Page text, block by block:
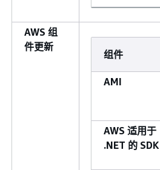
AWS 组
件更新
组件
AMI
AWS 适用于
.NET 的 SDK